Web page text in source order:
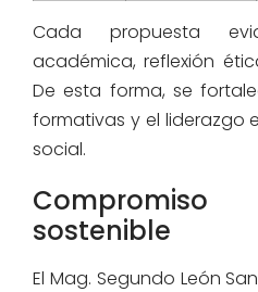
Cada propuesta
académica, reflexión
De esta forma, se
formativas y el liderazgo
social.
Compromiso
sostenible
El Mag. Segundo León